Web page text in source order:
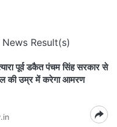
News Result(s)
पूर्व डकैत पंचम सिंह सरकार से
की उम्र में करेगा आमरण